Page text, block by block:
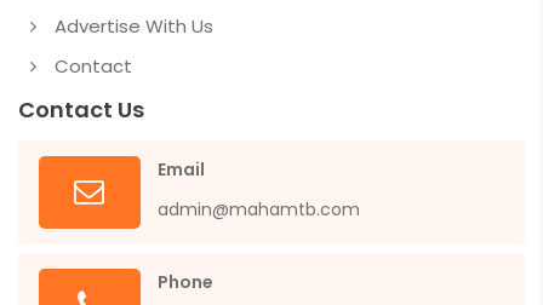
Advertise With Us
Contact
Contact Us
Email
admin@mahamtb.com
Phone